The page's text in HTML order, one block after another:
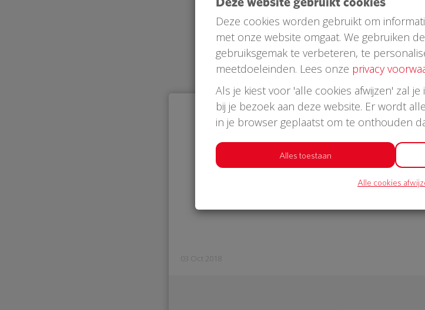
Laatste
€
03 Oct 2018
Deze cookies worden gebruikt om
met onze website omgaat. We gebruiken
gebruiksgemak te verbeteren, te
meetdoeleinden. Lees onze privacy
Als je kiest voor 'alle cookies afwijzen' zal
bij je bezoek aan deze website. Er wordt
in je browser geplaatst om te onthouden
Alles toestaan
Alle cookies